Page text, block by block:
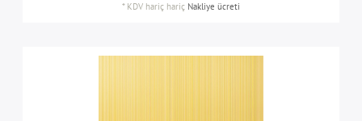
* KDV hariç hariç Nakliye ücreti